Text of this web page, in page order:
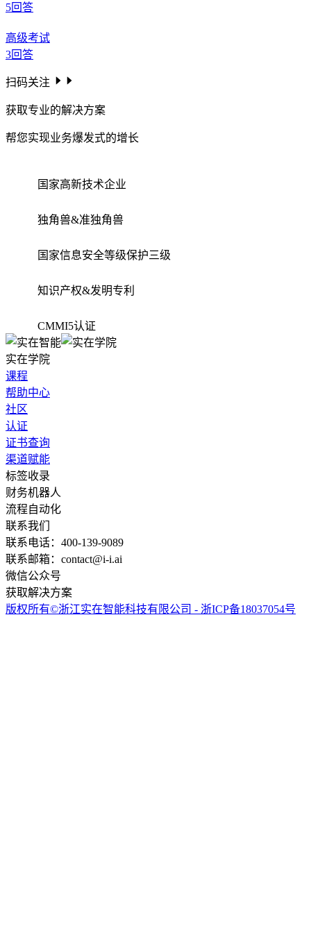
5回答
高级考试
3回答
扫码关注
获取专业的解决方案
帮您实现业务爆发式的增长
国家高新技术企业
独角兽&准独角兽
国家信息安全等级保护三级
知识产权&发明专利
CMMI5认证
实在学院
课程
帮助中心
社区
认证
证书查询
渠道赋能
标签收录
财务机器人
流程自动化
联系我们
联系电话：400-139-9089
联系邮箱：contact@i-i.ai
微信公众号
获取解决方案
版权所有©浙江实在智能科技有限公司 - 浙ICP备18037054号